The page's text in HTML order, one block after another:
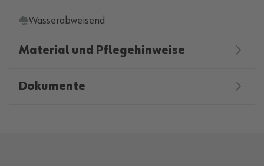
Wasserabweisend
Material und Pflegehinweise
Dokumente